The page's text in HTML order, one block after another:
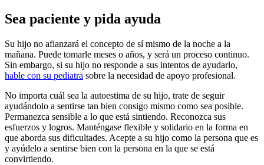
Sea paciente y pida ayuda
Su hijo no afianzará el concepto de sí mismo de la noche a la
mañana. Puede tomarle meses o años, y será un proceso continuo.
Sin embargo, si su hijo no responde a sus intentos de ayudarlo,
hable con su pediatra sobre la necesidad de apoyo profesional.
No importa cuál sea la autoestima de su hijo, trate de seguir
ayudándolo a sentirse tan bien consigo mismo como sea posible.
Permanezca sensible a lo que está sintiendo. Reconozca sus
esfuerzos y logros. Manténgase flexible y solidario en la forma en
que aborda sus dificultades. Acepte a su hijo como la persona que es
y ayúdelo a sentirse bien con la persona en la que se está
convirtiendo.